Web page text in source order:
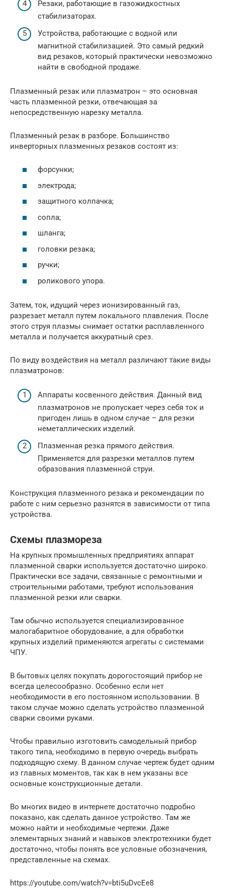
Резаки, работающие в газожидкостных
стабилизаторах.
Устройства, работающие с водной или
магнитной стабилизацией. Это самый редкий
вид резаков, который практически невозможно
найти в свободной продаже.
Плазменный резак или плазматрон – это основная
часть плазменной резки, отвечающая за
непосредственную нарезку металла.
Плазменный резак в разборе. Большинство
инверторных плазменных резаков состоят из:
форсунки;
электрода;
защитного колпачка;
сопла;
шланга;
головки резака;
ручки;
роликового упора.
Затем, ток, идущий через ионизированный газ,
разрезает металл путем локального плавления. После
этого струя плазмы снимает остатки расплавленного
металла и получается аккуратный срез.
По виду воздействия на металл различают такие виды
плазматронов:
Аппараты косвенного действия. Данный вид
плазматронов не пропускает через себя ток и
пригоден лишь в одном случае – для резки
неметаллических изделий.
Плазменная резка прямого действия.
Применяется для разрезки металлов путем
образования плазменной струи.
Конструкция плазменного резака и рекомендации по
работе с ним серьезно разнятся в зависимости от типа
устройства.
Схемы плазмореза
На крупных промышленных предприятиях аппарат
плазменной сварки используется достаточно широко.
Практически все задачи, связанные с ремонтными и
строительными работами, требуют использования
плазменной резки или сварки.
Там обычно используется специализированное
малогабаритное оборудование, а для обработки
крупных изделий применяются агрегаты с системами
ЧПУ.
В бытовых целях покупать дорогостоящий прибор не
всегда целесообразно. Особенно если нет
необходимости в его постоянном использовании. В
таком случае можно сделать устройство плазменной
сварки своими руками.
Чтобы правильно изготовить самодельный прибор
такого типа, необходимо в первую очередь выбрать
подходящую схему. В данном случае чертеж будет одним
из главных моментов, так как в нем указаны все
основные конструкционные детали.
Во многих видео в интернете достаточно подробно
показано, как сделать данное устройство. Там же
можно найти и необходимые чертежи. Даже
элементарных знаний и навыков электротехники будет
достаточно, чтобы понять все условные обозначения,
представленные на схемах.
https://youtube.com/watch?v=bti5uDvcEe8